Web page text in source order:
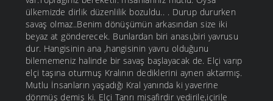
ülkemizde dirlik düzenlilik bozuldu.. . Durup dururken
savaş olmaz..Benim dönüşümün arkasından size iki
beyaz at gönderecek. Bunlardan biri anası,biri yavrusu
dur. Hangisinin ana ,hangisinin yavru olduğunu
bilememeniz halinde bir savaş başlayacak de. Elçi varıp
elçi taşına oturmuş Kralının dediklerini aynen aktarmış.
Mutlu İnsanların yaşadığı Kral yanında ki yaverine
dönmüş demiş ki. Elçi Tanrı misafirdir yedirile,içirile